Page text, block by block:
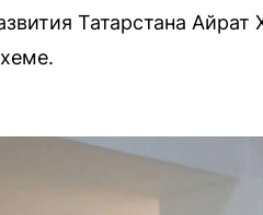
Татарстана